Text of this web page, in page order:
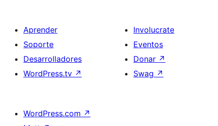
Aprender
Soporte
Desarrolladores
WordPress.tv ↗
Involucrate
Eventos
Donar ↗
Swag ↗
WordPress.com ↗